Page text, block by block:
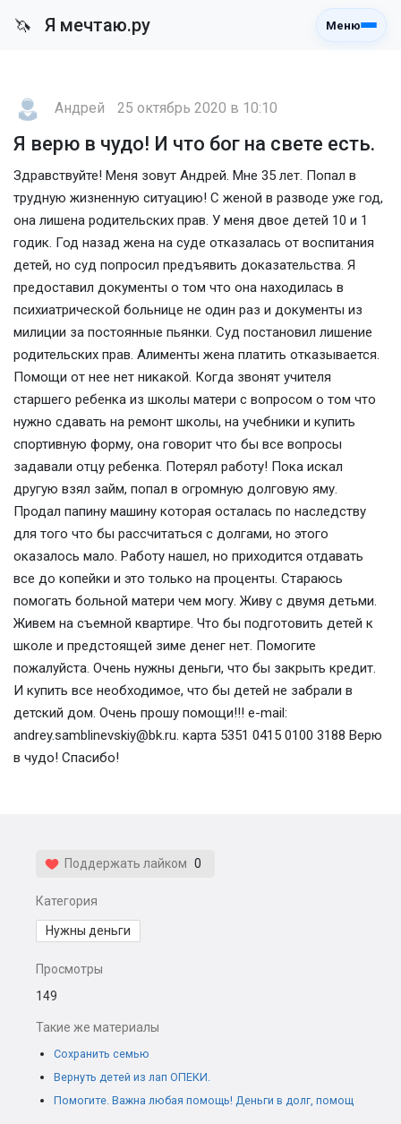
🦄 Я мечтаю.ру Меню
Андрей 25 октябрь 2020 в 10:10
Я верю в чудо! И что бог на свете есть.
Здравствуйте! Меня зовут Андрей. Мне 35 лет. Попал в
трудную жизненную ситуацию! С женой в разводе уже год,
она лишена родительских прав. У меня двое детей 10 и 1
годик. Год назад жена на суде отказалась от воспитания
детей, но суд попросил предъявить доказательства. Я
предоставил документы о том что она находилась в
психиатрической больнице не один раз и документы из
милиции за постоянные пьянки. Суд постановил лишение
родительских прав. Алименты жена платить отказывается.
Помощи от нее нет никакой. Когда звонят учителя
старшего ребенка из школы матери с вопросом о том что
нужно сдавать на ремонт школы, на учебники и купить
спортивную форму, она говорит что бы все вопросы
задавали отцу ребенка. Потерял работу! Пока искал
другую взял займ, попал в огромную долговую яму.
Продал папину машину которая осталась по наследству
для того что бы рассчитаться с долгами, но этого
оказалось мало. Работу нашел, но приходится отдавать
все до копейки и это только на проценты. Стараюсь
помогать больной матери чем могу. Живу с двумя детьми.
Живем на съемной квартире. Что бы подготовить детей к
школе и предстоящей зиме денег нет. Помогите
пожалуйста. Очень нужны деньги, что бы закрыть кредит.
И купить все необходимое, что бы детей не забрали в
детский дом. Очень прошу помощи!!! e-mail:
andrey.samblinevskiy@bk.ru. карта 5351 0415 0100 3188 Верю
в чудо! Спасибо!
Поддержать лайком 0
Категория
Нужны деньги
Просмотры
149
Такие же материалы
Сохранить семью
Вернуть детей из лап ОПЕКИ.
Помогите. Важна любая помощь! Деньги в долг, помощ